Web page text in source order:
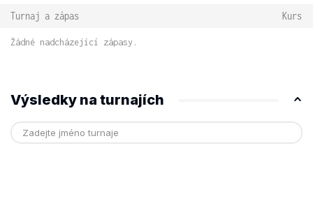
Turnaj a zápas Kurs
Žádné nadcházející zápasy.
Výsledky na turnajích